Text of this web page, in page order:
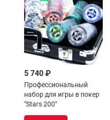
5 740 ₽
Профессиональный
набор для игры в покер
"Stars 200"